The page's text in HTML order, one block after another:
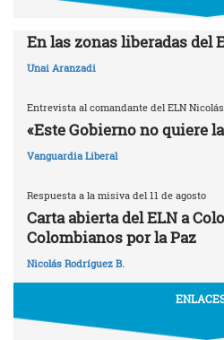
En las zonas liberadas del
Unai Aranzadi
Entrevista al comandante del ELN
«Este Gobierno no quiere
Vanguardia Liberal
Respuesta a la misiva del 11 de agosto
Carta abierta del ELN a
Colombianos por la Paz
Nicolás Rodríguez B.